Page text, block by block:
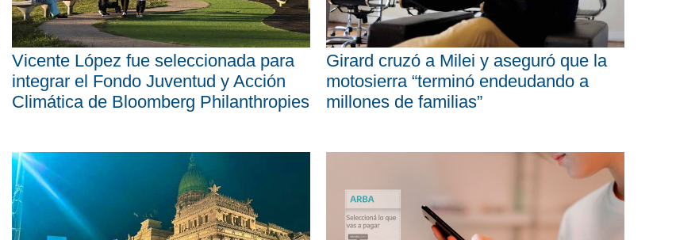
Vicente López fue seleccionada para
integrar el Fondo Juventud y Acción
Climática de Bloomberg Philanthropies
Girard cruzó a Milei y aseguró que la
motosierra “terminó endeudando a
millones de familias”